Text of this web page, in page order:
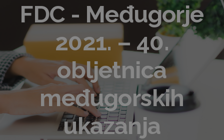
FDC - Međugorje
2021. – 40.
obljetnica
međugorskih
ukazanja